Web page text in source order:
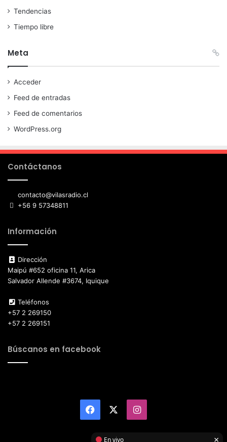
Tendencias
Tiempo libre
Meta
Acceder
Feed de entradas
Feed de comentarios
WordPress.org
Contáctanos
contacto@vilasradio.cl
+56 9 57348811
Información
Dirección
Maipú #652 oficina 11, Arica
Salvador Allende #3674, Iquique
Teléfonos
+57 2 269150
+57 2 269151
Búscanos en facebook
Facebook Instagram
En vivo